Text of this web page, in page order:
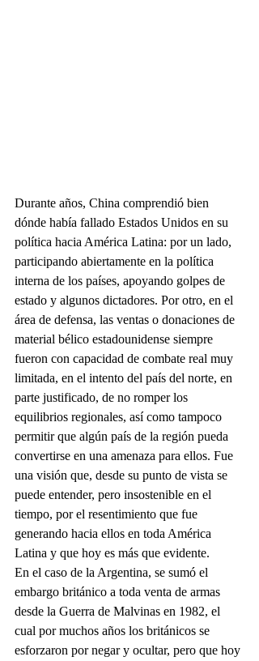
Durante años, China comprendió bien
dónde había fallado Estados Unidos en su
política hacia América Latina: por un lado,
participando abiertamente en la política
interna de los países, apoyando golpes de
estado y algunos dictadores. Por otro, en el
área de defensa, las ventas o donaciones de
material bélico estadounidense siempre
fueron con capacidad de combate real muy
limitada, en el intento del país del norte, en
parte justificado, de no romper los
equilibrios regionales, así como tampoco
permitir que algún país de la región pueda
convertirse en una amenaza para ellos. Fue
una visión que, desde su punto de vista se
puede entender, pero insostenible en el
tiempo, por el resentimiento que fue
generando hacia ellos en toda América
Latina y que hoy es más que evidente.
En el caso de la Argentina, se sumó el
embargo británico a toda venta de armas
desde la Guerra de Malvinas en 1982, el
cual por muchos años los británicos se
esforzaron por negar y ocultar, pero que hoy